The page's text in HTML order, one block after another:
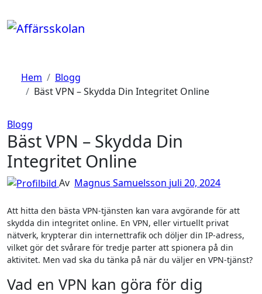
till
innehåll
Hem
Blogg
Bäst VPN – Skydda Din Integritet Online
Blogg
Bäst VPN – Skydda Din
Integritet Online
Av Magnus Samuelsson juli 20, 2024
Att hitta den bästa VPN-tjänsten kan vara avgörande för att
skydda din integritet online. En VPN, eller virtuellt privat
nätverk, krypterar din internettrafik och döljer din IP-adress,
vilket gör det svårare för tredje parter att spionera på din
aktivitet. Men vad ska du tänka på när du väljer en VPN-tjänst?
Vad en VPN kan göra för dig